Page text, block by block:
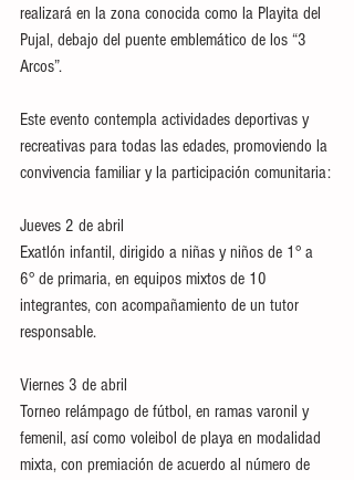
realizará en la zona conocida como la Playita del
Pujal, debajo del puente emblemático de los “3
Arcos”.
Este evento contempla actividades deportivas y
recreativas para todas las edades, promoviendo la
convivencia familiar y la participación comunitaria:
Jueves 2 de abril
Exatlón infantil, dirigido a niñas y niños de 1° a
6° de primaria, en equipos mixtos de 10
integrantes, con acompañamiento de un tutor
responsable.
Viernes 3 de abril
Torneo relámpago de fútbol, en ramas varonil y
femenil, así como voleibol de playa en modalidad
mixta, con premiación de acuerdo al número de